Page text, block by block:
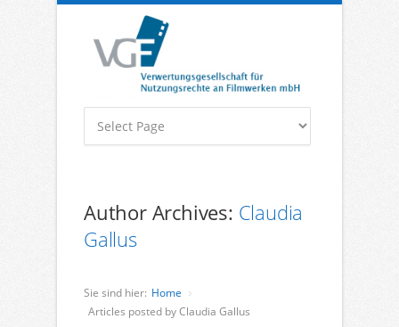
Author Archives: Claudia
Gallus
Sie sind hier: Home
Articles posted by Claudia Gallus